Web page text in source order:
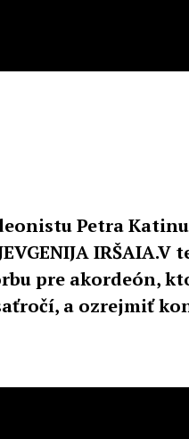
Petra
IRŠAIA.V
pre akordeón,
a ozrejmiť